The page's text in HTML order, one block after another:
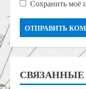
Сохранить моё